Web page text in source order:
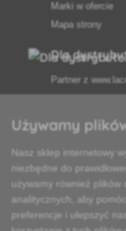
Marki w ofercie
Mapa strony
Dla
Partner z
Zawsze służymy
Używamy
Nasz sklep internetowy
niezbędne do
używamy również plików
analitycznych, aby
preferencje i ulepszyć